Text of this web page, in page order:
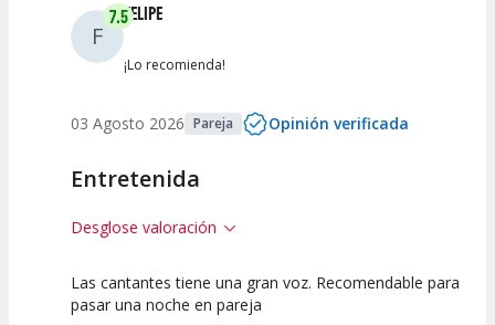
Entre 0 y 2
F
7.5FELIPE
¡Lo recomienda!
03 Agosto 2026 Pareja Opinión verificada
Entretenida
Desglose valoración
7.5 7.5 7.5
Las cantantes tiene una gran voz. Recomendable para
pasar una noche en pareja